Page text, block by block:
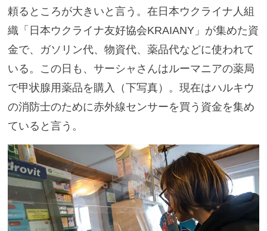
頼るところが大きいと言う。在日本ウクライナ人組
織「 日本ウクライナ友好協会KRAIANY」が集めた資
金で、ガソリン代、物資代、薬品代などに使われて
いる。この日も、サーシャさんはルーマニアの薬局
で甲状腺用薬品を購入（下写真）。現在はハルキウ
の消防士のために赤外線センサーを買う資金を集め
ていると言う。